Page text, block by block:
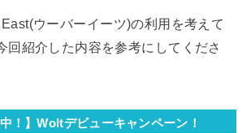
ウーバーイーツ)の利用を考えて
回紹介した内容を参考にしてくださ
中！】Woltデビューキャンペーン！